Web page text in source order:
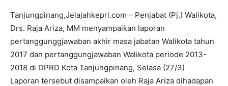
Tanjungpinang,Jelajahkepri.com – Penjabat (Pj.) Walikota,
Drs. Raja Ariza, MM menyampaikan laporan
pertanggunggjawaban akhir masa jabatan Walikota tahun
2017 dan pertanggungjawaban Walikota periode 2013-
2018 di DPRD Kota Tanjungpinang, Selasa (27/3)
Laporan tersebut disampaikan oleh Raja Ariza dihadapan